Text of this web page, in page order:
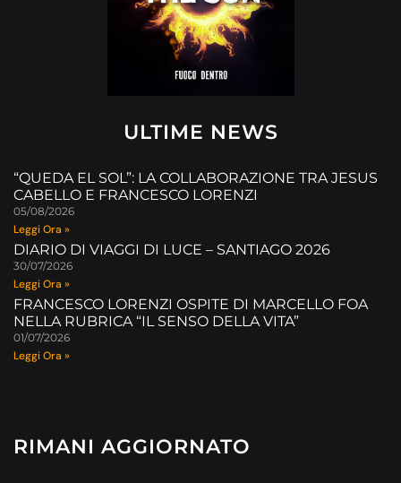
ULTIME NEWS
“QUEDA EL SOL”: LA COLLABORAZIONE TRA JESUS
CABELLO E FRANCESCO LORENZI
05/08/2026
Leggi Ora »
DIARIO DI VIAGGI DI LUCE – SANTIAGO 2026
30/07/2026
Leggi Ora »
FRANCESCO LORENZI OSPITE DI MARCELLO FOA
NELLA RUBRICA “IL SENSO DELLA VITA”
01/07/2026
Leggi Ora »
RIMANI AGGIORNATO